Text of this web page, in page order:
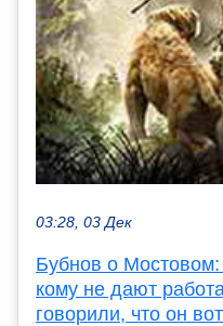
03:28, 03 Дек
Бубнов о
кому не дают
говорили, что он